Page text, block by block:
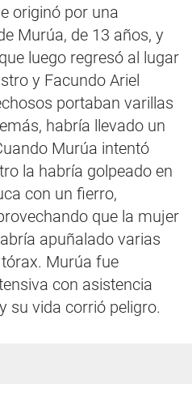
originó por una
Murúa, de 13 años, y
luego regresó al lugar
y Facundo Ariel
portaban varillas
habría llevado un
Murúa intentó
la habría golpeado en
con un fierro,
que la mujer
apuñalado varias
Murúa fue
con asistencia
su vida corrió peligro.